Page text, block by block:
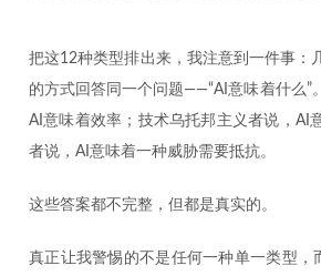
把这12种类型排出来，我注意到一件事：
的方式回答同一个问题——“AI意味着什么”
AI意味着效率；技术乌托邦主义者说，AI
者说，AI意味着一种威胁需要抵抗。
这些答案都不完整，但都是真实的。
真正让我警惕的不是任何一种单一类型，